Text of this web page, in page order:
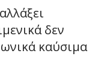
δεν
καύσιμα